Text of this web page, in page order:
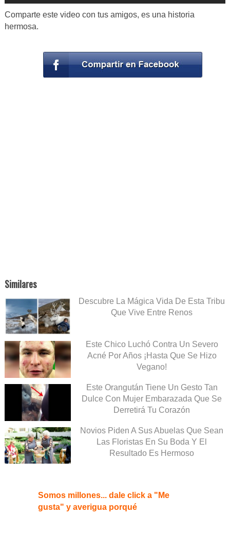
Comparte este video con tus amigos, es una historia
hermosa.
Similares
Descubre La Mágica Vida De Esta Tribu
Que Vive Entre Renos
Este Chico Luchó Contra Un Severo
Acné Por Años ¡Hasta Que Se Hizo
Vegano!
Este Orangután Tiene Un Gesto Tan
Dulce Con Mujer Embarazada Que Se
Derretirá Tu Corazón
Novios Piden A Sus Abuelas Que Sean
Las Floristas En Su Boda Y El
Resultado Es Hermoso
Somos millones... dale click a "Me
gusta" y averigua porqué